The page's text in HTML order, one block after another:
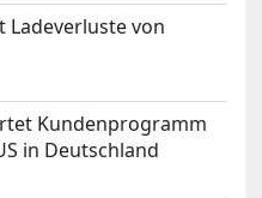
Ladeverluste von
Kundenprogramm
in Deutschland